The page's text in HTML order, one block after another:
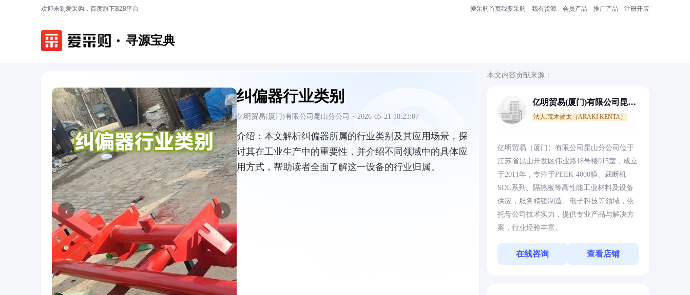
欢迎来到爱采购，百度旗下B2B平台 爱采购首页我要采购 我有货源 会员产品 推广产品 注册开店
寻源宝典
‹ ›
纠偏器行业类别
亿明贸易(厦门)有限公司昆山分公司 · 2026-05-21 18:23:07
介绍： 本文解析纠偏器所属的行业类别及其应用场景，探
讨其在工业生产中的重要性，并介绍不同领域中的具体应
用方式，帮助读者全面了解这一设备的行业归属。
本文内容贡献来源：
亿明贸易(厦门)有限公司昆山
法人:荒木健太（ARAKI KENTA）
亿明贸易（厦门）有限公司昆山分公司位于
江苏省昆山开发区伟业路18号楼915室，成立
于2011年，专注于PEEK-4000膜、裁断机
SDL系列、隔热板等高性能工业材料及设备
供应，服务精密制造、电子科技等领域，依
托母公司技术实力，提供专业产品与解决方
案，行业经验丰富。
在线咨询 查看店铺